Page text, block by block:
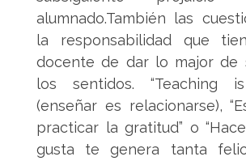
alumnado.También las
la responsabilidad que
docente de dar lo major de
los sentidos. “Teaching
(enseñar es relacionarse),
practicar la gratitud” o
gusta te genera tanta